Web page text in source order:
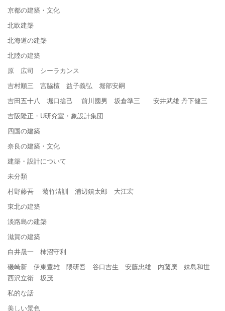
京都の建築・文化
北欧建築
北海道の建築
北陸の建築
原 広司 シーラカンス
吉村順三 宮脇檀 益子義弘 堀部安嗣
吉田五十八 堀口捨己 前川國男 坂倉準三 安井武雄 丹下健三
吉阪隆正・U研究室・象設計集団
四国の建築
奈良の建築・文化
建築・設計について
未分類
村野藤吾 菊竹清訓 浦辺鎮太郎 大江宏
東北の建築
淡路島の建築
滋賀の建築
白井晟一 柿沼守利
磯崎新 伊東豊雄 隈研吾 谷口吉生 安藤忠雄 内藤廣 妹島和世
西沢立衛 坂茂
私的な話
美しい景色